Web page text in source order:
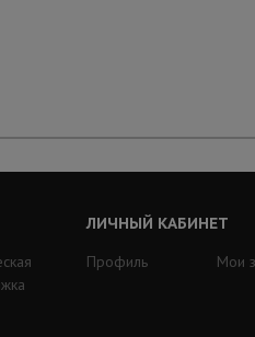
ЛИЧНЫЙ КАБИНЕТ
Профиль
Мои